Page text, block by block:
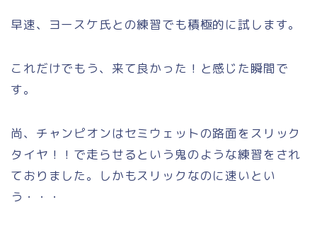
早速、ヨースケ氏との練習でも積極的に試します。
これだけでもう、来て良かった！と感じた瞬間で
す。
尚、チャンピオンはセミウェットの路面をスリック
タイヤ！！で走らせるという鬼のような練習をされ
ておりました。しかもスリックなのに速いとい
う・・・